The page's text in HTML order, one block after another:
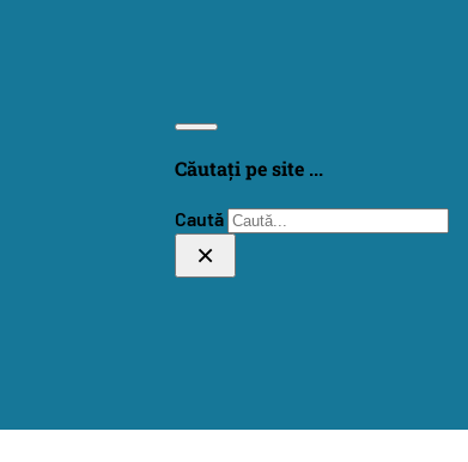
Căutați pe site ...
Caută
×